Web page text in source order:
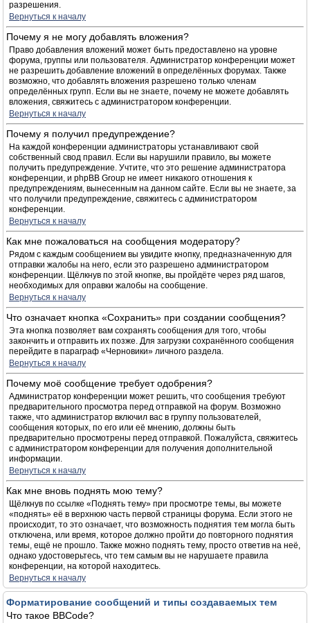
разрешения.
Вернуться к началу
Почему я не могу добавлять вложения?
Право добавления вложений может быть предоставлено на уровне
форума, группы или пользователя. Администратор конференции может
не разрешить добавление вложений в определённых форумах. Также
возможно, что добавлять вложения разрешено только членам
определённых групп. Если вы не знаете, почему не можете добавлять
вложения, свяжитесь с администратором конференции.
Вернуться к началу
Почему я получил предупреждение?
На каждой конференции администраторы устанавливают свой
собственный свод правил. Если вы нарушили правило, вы можете
получить предупреждение. Учтите, что это решение администратора
конференции, и phpBB Group не имеет никакого отношения к
предупреждениям, вынесенным на данном сайте. Если вы не знаете, за
что получили предупреждение, свяжитесь с администратором
конференции.
Вернуться к началу
Как мне пожаловаться на сообщения модератору?
Рядом с каждым сообщением вы увидите кнопку, предназначенную для
отправки жалобы на него, если это разрешено администратором
конференции. Щёлкнув по этой кнопке, вы пройдёте через ряд шагов,
необходимых для оправки жалобы на сообщение.
Вернуться к началу
Что означает кнопка «Сохранить» при создании сообщения?
Эта кнопка позволяет вам сохранять сообщения для того, чтобы
закончить и отправить их позже. Для загрузки сохранённого сообщения
перейдите в параграф «Черновики» личного раздела.
Вернуться к началу
Почему моё сообщение требует одобрения?
Администратор конференции может решить, что сообщения требуют
предварительного просмотра перед отправкой на форум. Возможно
также, что администратор включил вас в группу пользователей,
сообщения которых, по его или её мнению, должны быть
предварительно просмотрены перед отправкой. Пожалуйста, свяжитесь
с администратором конференции для получения дополнительной
информации.
Вернуться к началу
Как мне вновь поднять мою тему?
Щёлкнув по ссылке «Поднять тему» при просмотре темы, вы можете
«поднять» её в верхнюю часть первой страницы форума. Если этого не
происходит, то это означает, что возможность поднятия тем могла быть
отключена, или время, которое должно пройти до повторного поднятия
темы, ещё не прошло. Также можно поднять тему, просто ответив на неё,
однако удостоверьтесь, что тем самым вы не нарушаете правила
конференции, на которой находитесь.
Вернуться к началу
Форматирование сообщений и типы создаваемых тем
Что такое BBCode?